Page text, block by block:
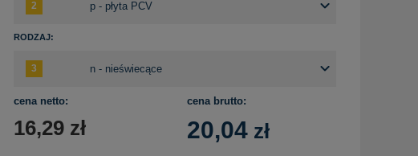
RODZAJ:
cena netto:
16,29 zł
cena brutto:
20,04 zł